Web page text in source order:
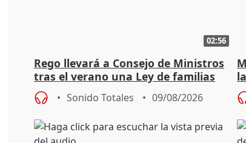
02:56
Rego llevará a Consejo de Ministros
tras el verano una Ley de familias
acogedoras
Sonido Totales 09/08/2026